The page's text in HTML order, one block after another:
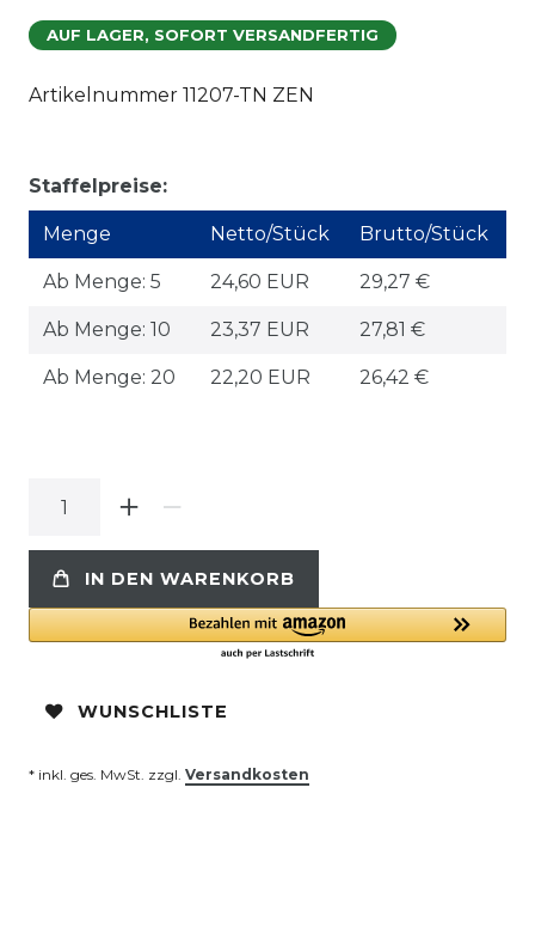
AUF LAGER, SOFORT VERSANDFERTIG
Artikelnummer 11207-TN ZEN
Staffelpreise:
Menge Netto/Stück Brutto/Stück
Ab Menge: 5 24,60 EUR 29,27 €
Ab Menge: 10 23,37 EUR 27,81 €
Ab Menge: 20 22,20 EUR 26,42 €
IN DEN WARENKORB
WUNSCHLISTE
* inkl. ges. MwSt. zzgl. Versandkosten